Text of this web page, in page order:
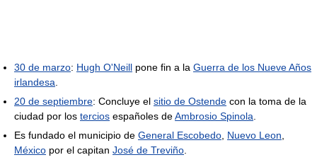
30 de marzo: Hugh O'Neill pone fin a la Guerra de los Nueve Años
irlandesa
20 de septiembre: Concluye el sitio de Ostende con la toma de la
ciudad por los tercios españoles deAmbrosio Spinola
Es fundado el municipio de General Escobedo Nuevo Leon
México por el capitan José de Treviño